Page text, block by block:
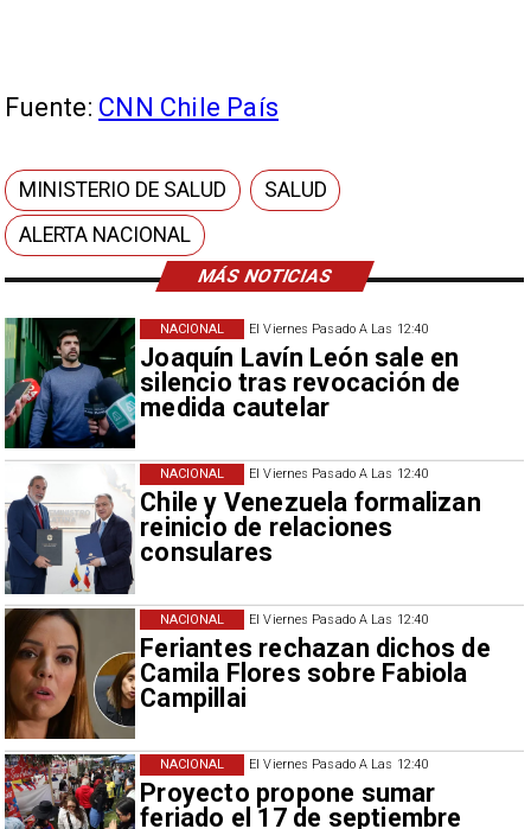
MÁS NOTICIAS
El Viernes Pasado A Las 12:40
Joaquín Lavín León sale en
silencio tras revocación de
medida cautelar
NACIONAL
El Viernes Pasado A Las 12:40
Chile y Venezuela formalizan
reinicio de relaciones
consulares
NACIONAL
El Viernes Pasado A Las 12:40
Feriantes rechazan dichos de
Camila Flores sobre Fabiola
Campillai
NACIONAL
El Viernes Pasado A Las 12:40
Proyecto propone sumar
feriado el 17 de septiembre
NACIONAL
Fuente: CNN Chile País
MINISTERIO DE SALUD
SALUD
ALERTA NACIONAL